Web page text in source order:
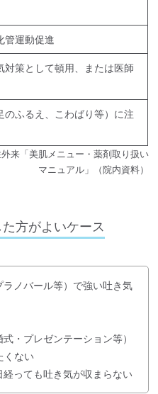
管運動促進
対策として頓用、または医師
ふるえ、こわばり等）に注
来「美肌メニュー・薬剤取り扱い
マニュアル」（院内資料）
方がよいケース
ノバール等）で強い吐き気
・プレゼンテーション等）
くない
っても吐き気が収まらない